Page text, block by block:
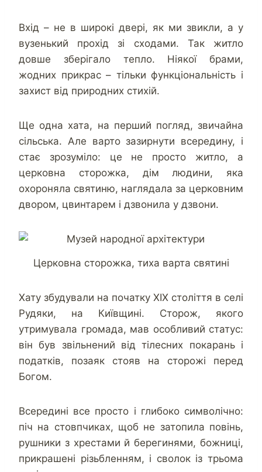
Вхід – не в широкі двері, як ми звикли, а у
вузенький прохід зі сходами. Так житло
довше зберігало тепло. Ніякої брами,
жодних прикрас – тільки функціональність і
захист від природних стихій.
Ще одна хата, на перший погляд, звичайна
сільська. Але варто зазирнути всередину, і
стає зрозуміло: це не просто житло, а
церковна сторожка, дім людини, яка
охороняла святиню, наглядала за церковним
двором, цвинтарем і дзвонила у дзвони.
Церковна сторожка, тиха варта святині
Хату збудували на початку ХІХ століття в селі
Рудяки, на Київщині. Сторож, якого
утримувала громада, мав особливий статус:
він був звільнений від тілесних покарань і
податків, позаяк стояв на сторожі перед
Богом.
Всередині все просто і глибоко символічно:
піч на стовпчиках, щоб не затопила повінь,
рушники з хрестами й берегинями, божниці,
прикрашені різьбленням, і сволок із трьома